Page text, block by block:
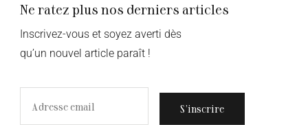
Ne ratez plus nos derniers articles
Inscrivez-vous et soyez averti dès
qu’un nouvel article paraît !
S’inscrire